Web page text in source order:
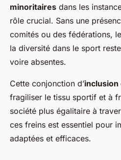
minoritaires dans les
rôle crucial. Sans une
comités ou des fédérations,
la diversité dans le sport
voire absentes.
Cette conjonction d’inclusion
fragiliser le tissu sportif et à
société plus égalitaire à
ces freins est essentiel pour
adaptées et efficaces.